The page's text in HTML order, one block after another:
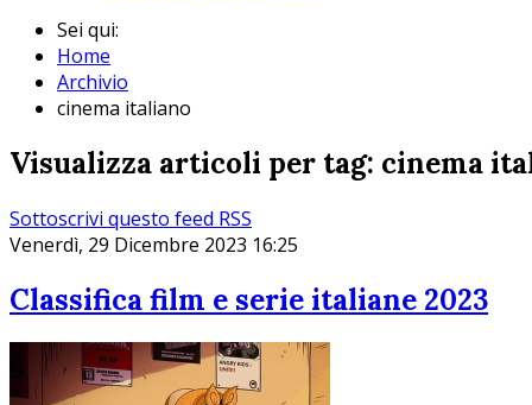
Sei qui:
Home
Archivio
cinema italiano
Visualizza articoli per tag: cinema
Sottoscrivi questo feed RSS
Venerdì, 29 Dicembre 2023 16:25
Classifica film e serie italiane 2023